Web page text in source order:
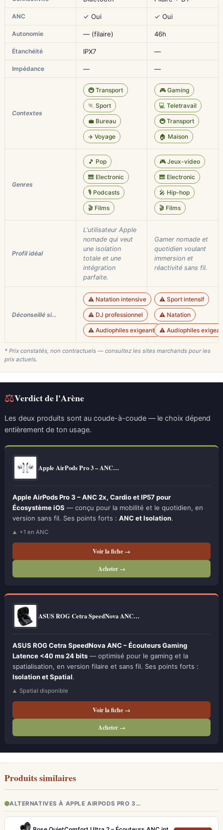
ANC ✓ Oui ✓ Oui
Autonomie — (filaire) 46h
Étanchéité IPX7 —
Impédance — —
Contextes
🚇 Transport
🏃 Sport
💼 Bureau
✈️ Voyage
🎮 Gaming
💻 Teletravail
🚇 Transport
🏠 Maison
Genres
🎵 Pop
🎹 Electronic
🎙️ Podcasts
🎬 Films
🎮 Jeux-video
🎹 Electronic
🎤 Hip-hop
🎬 Films
Profil idéal
L'utilisateur Apple
nomade qui veut
une isolation
totale et une
intégration
parfaite.
Gamer nomade et
quotidien voulant
immersion et
réactivité sans fil.
Déconseillé si…
⚠️ Natation intensive
⚠️ DJ professionnel
⚠️ Audiophiles exigeants
⚠️ Sport intensif
⚠️ Natation
⚠️ Audiophiles
* Prix constatés, non contractuels — consultez les sites marchands pour les
prix actuels.
⚖Verdict de l'Arène
Les deux produits sont au coude-à-coude — le choix dépend
entièrement de ton usage.
Apple AirPods Pro 3 – ANC…
Apple AirPods Pro 3 – ANC 2x, Cardio et IP57 pour
Écosystème iOS — conçu pour la mobilité et le quotidien, en
version sans fil. Ses points forts : ANC et Isolation.
+1 en ANC
Voir la fiche →
Acheter →
ASUS ROG Cetra SpeedNova ANC…
ASUS ROG Cetra SpeedNova ANC – Écouteurs Gaming
Latence <40 ms 24 bits — optimisé pour le gaming et la
spatialisation, en version filaire et sans fil. Ses points forts :
Isolation et Spatial.
Spatial disponible
Voir la fiche →
Acheter →
Produits similaires
ALTERNATIVES À APPLE AIRPODS PRO 3…